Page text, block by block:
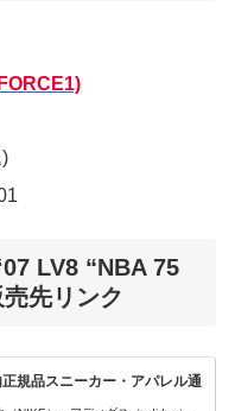
LV8 “NBA 75
先リンク
規品スニーカー・アパレル通